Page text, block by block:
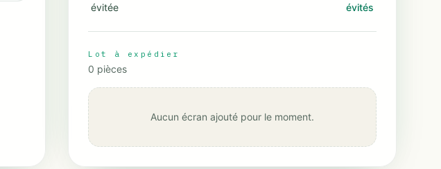
évitée
évités
Lot à expédier
0 pièces
Aucun écran ajouté pour le moment.